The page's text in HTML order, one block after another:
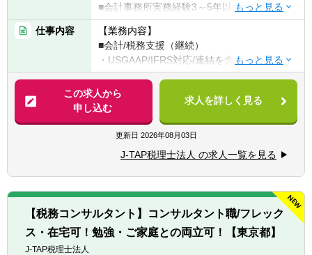
■会計事務所実務経験3～5年以上（法人税申
告書作成経験必須）
■税理士試験の3科目合格者以上（簿財+法人
or消費or相続）or公認会計士
【歓迎要件】
■金融業界経験のある方
【求める人材】
■ 謙虚さと素直さがある方（コミュニケーシ
ョンと協力）
力）
■悪いことも含めあらゆる事象を自己成長機
会だと捉えることができる（主体性）
■成長意欲が高い（プロフェッショナリズ
仕事内容
【業務内容】
■会計/税務支援（継続）
・USGAAP/IFRS対応/連結を含む決算業務
・各種任意/法定監査
・税務顧問（税務相談）
・法人税/消費税/償却資産税の申告代行
・入出金、記帳、給与計算等事務代行
・資産税（相続対策）コンサルティング
■税務支援（スポット）
・個人/相続の申告代行
・税務面の調査（税務DD）
・組織再編ストラクチャーの検討/実行支援
※経験スキルによってお任せする業務は異な
この求人から
申し込む
求人を詳しく見る
更新日 2026年08月03日
J-TAP税理士法人 の求人一覧を見る
【税務コンサルタント】コンサルタント職/フレック
ス・在宅可！勉強・ご家庭との両立可！【東京都】
J-TAP税理士法人